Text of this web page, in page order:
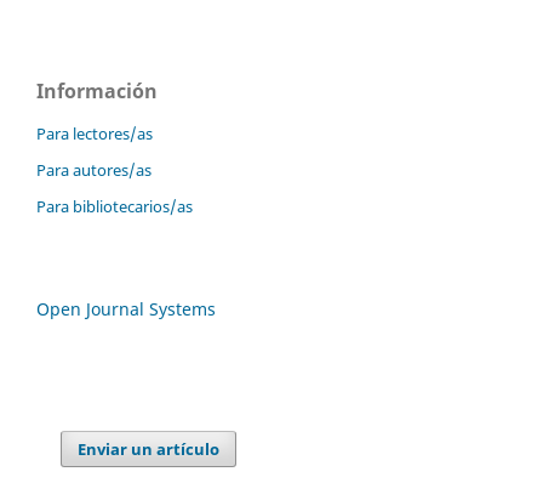
Información
Para lectores/as
Para autores/as
Para bibliotecarios/as
Open Journal Systems
Enviar un artículo